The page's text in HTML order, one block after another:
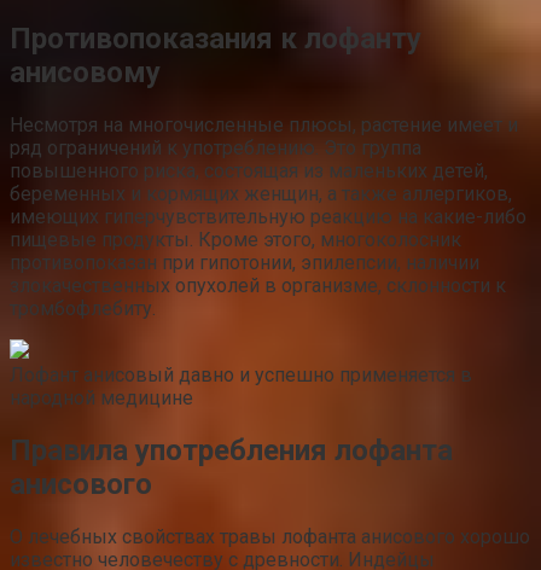
Противопоказания к лофанту
анисовому
Несмотря на многочисленные плюсы, растение имеет и
ряд ограничений к употреблению. Это группа
повышенного риска, состоящая из маленьких детей,
беременных и кормящих женщин, а также аллергиков,
имеющих гиперчувствительную реакцию на какие-либо
пищевые продукты. Кроме этого, многоколосник
противопоказан при гипотонии, эпилепсии, наличии
злокачественных опухолей в организме, склонности к
тромбофлебиту.
Лофант анисовый давно и успешно применяется в
народной медицине
Правила употребления лофанта
анисового
О лечебных свойствах травы лофанта анисового хорошо
известно человечеству с древности. Индейцы